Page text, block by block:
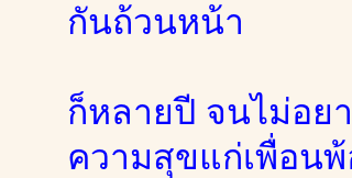
กันถ้วนหน้า
ก็หลายปี จนไม่อย
ความสุขแก่เพื่อน